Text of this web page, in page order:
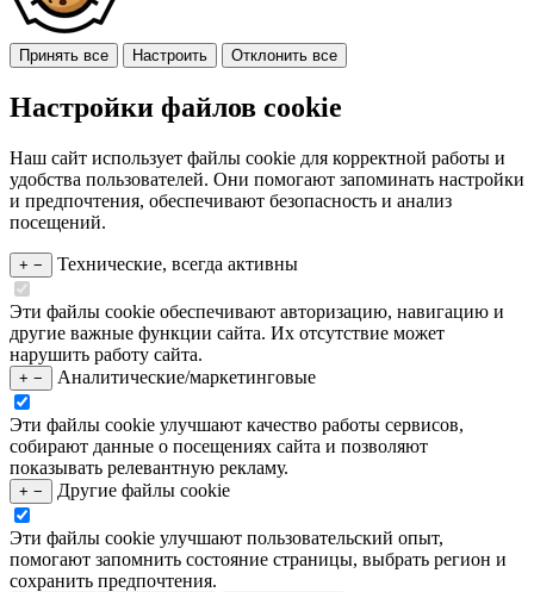
Принять все Настроить Отклонить все
Настройки файлов cookie
Наш сайт использует файлы cookie для корректной работы и
удобства пользователей. Они помогают запоминать настройки
и предпочтения, обеспечивают безопасность и анализ
посещений.
+ − Технические, всегда активны
Эти файлы cookie обеспечивают авторизацию, навигацию и
другие важные функции сайта. Их отсутствие может
нарушить работу сайта.
+ − Аналитические/маркетинговые
Эти файлы cookie улучшают качество работы сервисов,
собирают данные о посещениях сайта и позволяют
показывать релевантную рекламу.
+ − Другие файлы cookie
Эти файлы cookie улучшают пользовательский опыт,
помогают запомнить состояние страницы, выбрать регион и
сохранить предпочтения.